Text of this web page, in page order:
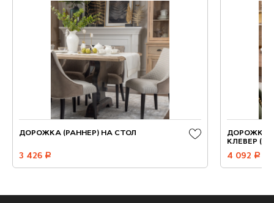
ДОРОЖКА (РАННЕР) НА СТОЛ
3 426 руб.
ДОРОЖКА-
КЛЕВЕР (1
4 092 руб.